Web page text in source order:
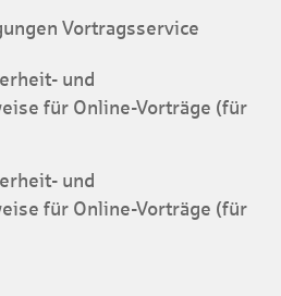
Vortragsservice
und
für Online-Vorträge (für
und
für Online-Vorträge (für